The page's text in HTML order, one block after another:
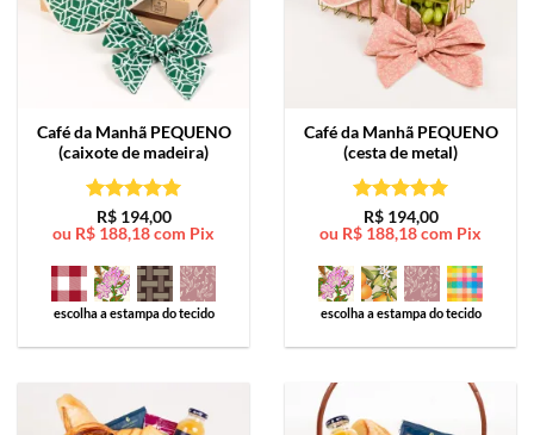
Café da Manhã PEQUENO
(caixote de madeira)
Avaliação5
de 5
R$194,00
ou R$ 188,18com Pix
escolha a estampa do tecido
Café da Manhã PEQUENO
(cesta de metal)
Avaliação5
de 5
R$194,00
ou R$ 188,18com Pix
escolha a estampa do tecido